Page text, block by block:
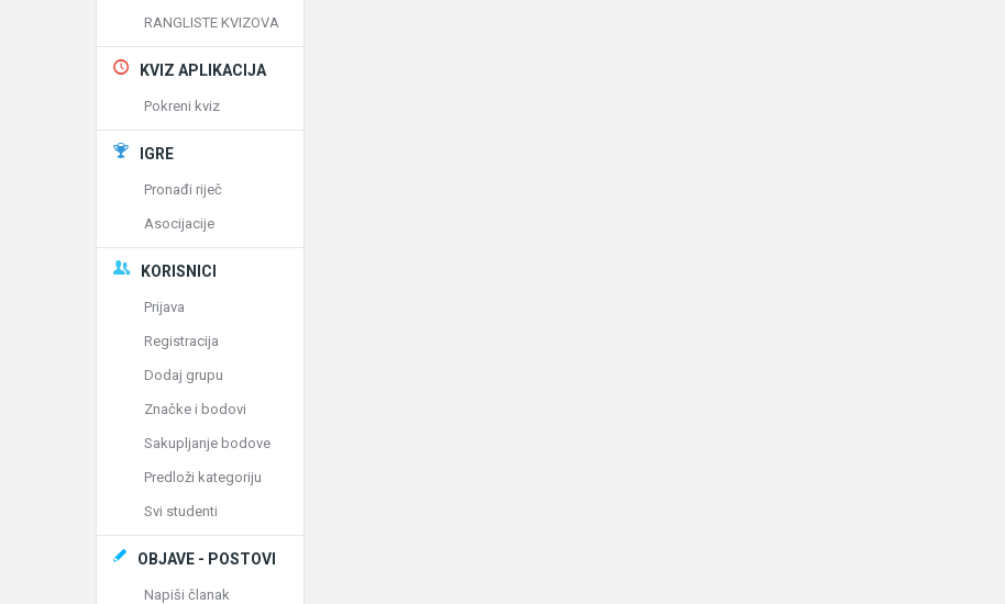
RANGLISTE KVIZOVA
KVIZ APLIKACIJA
Pokreni kviz
IGRE
Pronađi riječ
Asocijacije
KORISNICI
Prijava
Registracija
Dodaj grupu
Značke i bodovi
Sakupljanje bodove
Predloži kategoriju
Svi studenti
OBJAVE - POSTOVI
Napiši članak